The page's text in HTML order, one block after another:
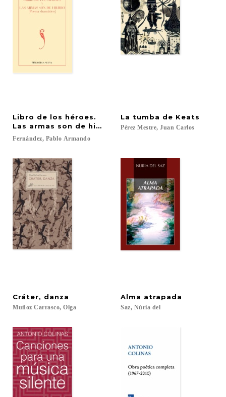
Libro de los héroes.
Las armas son de hierro
Fernández, Pablo Armando
La tumba de Keats
Pérez Mestre, Juan Carlos
Cráter, danza
Muñoz Carrasco, Olga
Alma atrapada
Saz, Núria del